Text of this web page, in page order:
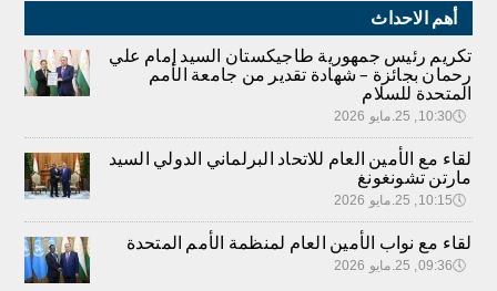
أهم الاحداث
تكريم رئيس جمهورية طاجيكستان السيد إمام علي
رحمان بجائزة – شهادة تقدير من جامعة الأمم
المتحدة للسلام
🕔10:30, 25.مايو 2026
لقاء مع الأمين العام للاتحاد البرلماني الدولي السيد
مارتن تشونغونغ
🕔10:15, 25.مايو 2026
لقاء مع نواب الأمين العام لمنظمة الأمم المتحدة
🕔09:36, 25.مايو 2026